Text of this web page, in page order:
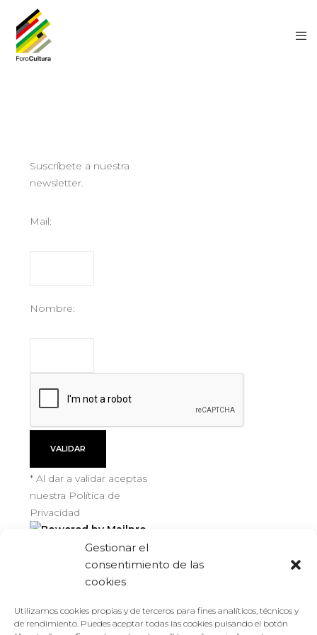
Gestionar el
consentimiento de las
cookies
Utilizamos cookies propias y de terceros para fines analíticos, técnicos y
de rendimiento. Puedes aceptar todas las cookies pulsando el botón
Suscríbete a nuestra
newsletter.
Mail:
Nombre:
VALIDAR
* Al dar a validar aceptas
nuestra Política de
Privacidad